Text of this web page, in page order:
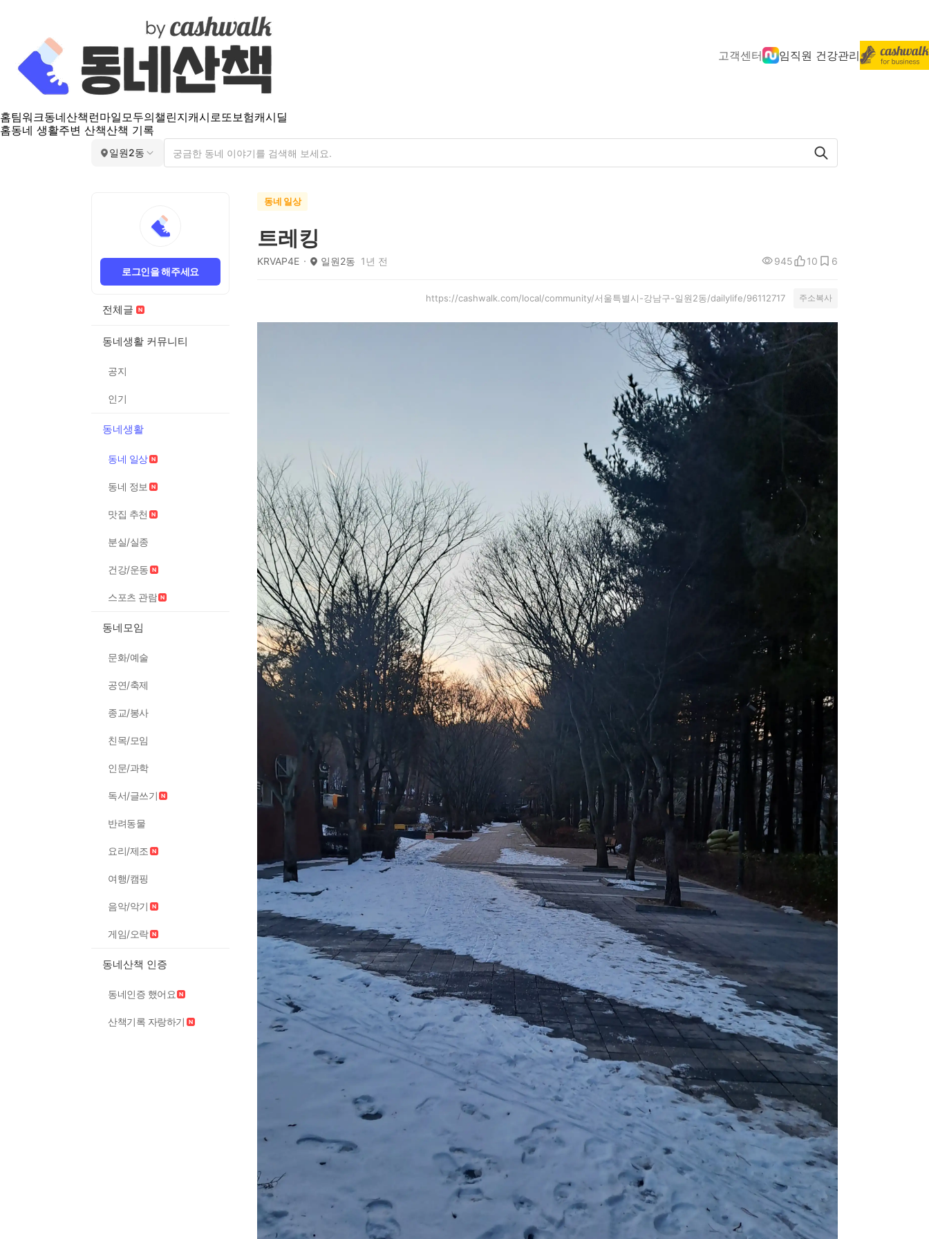
고객센터 임직원 건강관리
홈팀워크동네산책 런마일모두의챌린지캐시로또보험캐시딜
홈동네 생활주변 산책산책 기록
일원2동
로그인을 해주세요
전체글
동네생활 커뮤니티
공지
인기
동네생활
동네 일상
동네 정보
맛집 추천
분실/실종
건강/운동
스포츠 관람
동네모임
문화/예술
공연/축제
종교/봉사
친목/모임
인문/과학
독서/글쓰기
반려동물
요리/제조
여행/캠핑
음악/악기
게임/오락
동네산책 인증
동네인증 했어요
산책기록 자랑하기
동네 일상
트레킹
KRVAP4E 일원2동 1년 전 945 10 6
https://cashwalk.com/local/community/서울특별시-강남구-일원2동/dailylife/96112717 주소복사